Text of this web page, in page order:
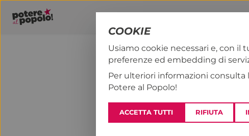
PAP! NOTIZIE
COOKIE
Usiamo cookie necessari e, con il
preferenze ed embedding di
Per ulteriori informazioni consulta
Potere al Popolo!
ACCETTA TUTTI RIFIUTA